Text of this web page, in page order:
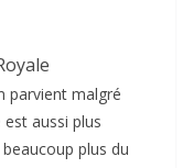
parvient malgré
aussi plus
plus du